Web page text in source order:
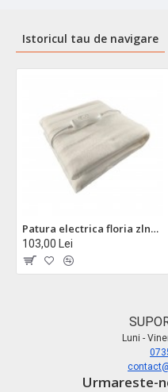
Istoricul tau de navigare
Patura electrica floria zln8474 - incalzire rapida, 3 trepte, 150x80cm, 60w
103,00 Lei
Luni -
Urmareste-